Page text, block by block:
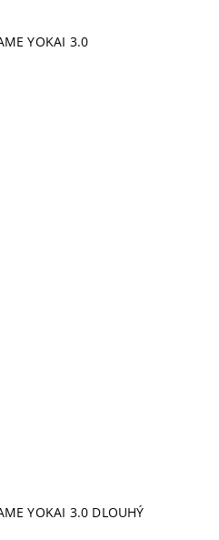
YOKAI 3.0
YOKAI 3.0 DLOUHÝ